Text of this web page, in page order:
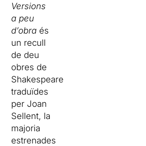
Versions
a peu
d’obra és
un recull
de deu
obres de
Shakespeare
traduïdes
per Joan
Sellent, la
majoria
estrenades